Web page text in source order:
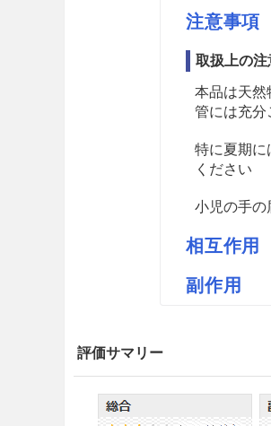
注意事項
取扱上の注
本品は天然
管には充分
特に夏期に
ください
小児の手の
相互作用
副作用
評価サマリー